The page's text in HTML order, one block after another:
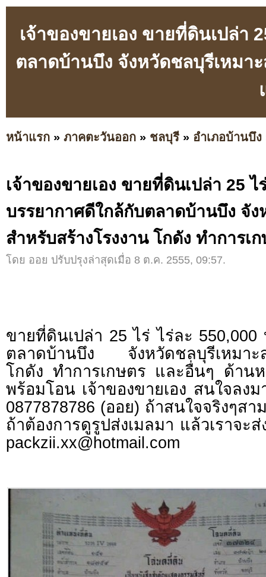
เจ้าของขายเอง ขายที่ดินเปล่า
ตลาดบ้านบึง จังหวัดชลบุรีเหมา
หน้าแรก » ภาคตะวันออก » ชลบุรี » อำเภอบ้านบึง
เจ้าของขายเอง ขายที่ดินเปล่า 25 ไ
บรรยากาศดีใกล้กับตลาดบ้านบึง จัง
สำหรับสร้างโรงงาน โกดัง ทำการเ
โดย ออย ปรับปรุงล่าสุดเมื่อ 8 ต.ค. 2555, 09:57.
ขายที่ดินเปล่า 25 ไร่ ไร่ละ 550,000
ตลาดบ้านบึง จังหวัดชลบุรีเหมาะส
โกดัง ทำการเกษตร และอื่นๆ ด้าน
พร้อมโอน เจ้าของขายเอง สนใจลง
0877878786 (ออย) ถ้าสนใจจริงๆสา
ถ้าต้องการดูรูปส่งเมลมา แล้วเราจะ
packzii.xx@hotmail.com